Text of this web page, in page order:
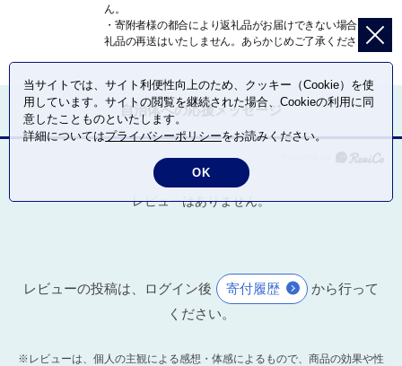
ん。
・寄附者様の都合により返礼品がお届けできない場合、返
礼品の再送はいたしません。あらかじめご了承ください。
自治体への応援メッセージ
レビューはありません。
レビューの投稿は、ログイン後 寄付履歴
から行って
ください。
※レビューは、個人の主観による感想・体感によるもので、商品の効果や性
当サイトでは、サイト利便性向上のため、クッキー（Cookie）を使
用しています。サイトの閲覧を継続された場合、Cookieの利用に同
意したことものといたします。
詳細についてはプライバシーポリシーをお読みください。
OK